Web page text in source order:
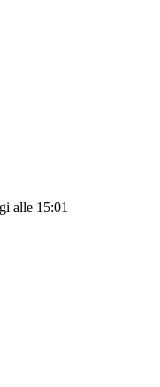
alle 15:01